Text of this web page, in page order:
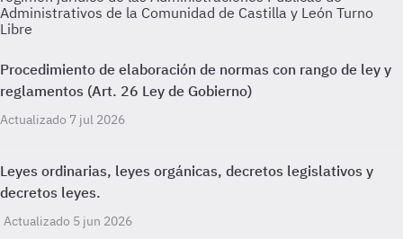
Administrativos de la Comunidad de Castilla y León Turno
Libre
Procedimiento de elaboración de normas con rango de ley y
reglamentos (Art. 26 Ley de Gobierno)
Actualizado 7 jul 2026
Leyes ordinarias, leyes orgánicas, decretos legislativos y
decretos leyes.
Actualizado 5 jun 2026